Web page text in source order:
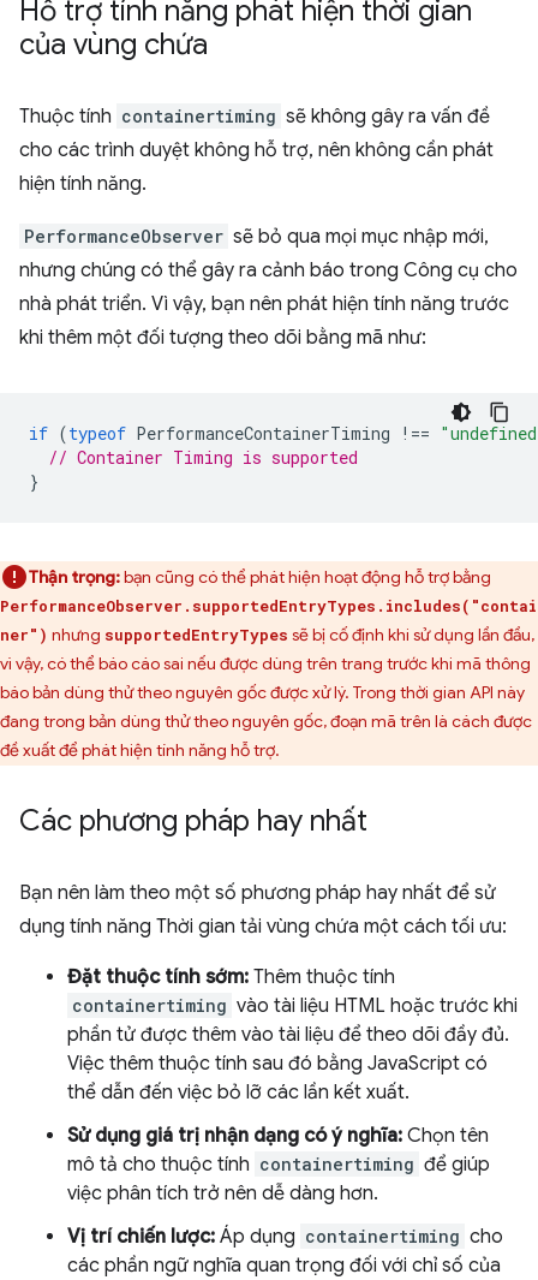
Hỗ trợ tính năng phát hiện thời gian
của vùng chứa
Thuộc tính containertiming sẽ không gây ra vấn đề
cho các trình duyệt không hỗ trợ, nên không cần phát
hiện tính năng.
PerformanceObserver sẽ bỏ qua mọi mục nhập mới,
nhưng chúng có thể gây ra cảnh báo trong Công cụ cho
nhà phát triển. Vì vậy, bạn nên phát hiện tính năng trước
khi thêm một đối tượng theo dõi bằng mã như:
if (typeof PerformanceContainerTiming !==
// Container Timing is supported
}
Thận trọng:bạn cũng có thể phát hiện hoạt động hỗ trợ bằng
PerformanceObserver.supportedEntryTypes.includes("contai
ner") nhưng supportedEntryTypes sẽ bị cố định khi sử dụng lần đầu,
vì vậy, có thể báo cáo sai nếu được dùng trên trang trước khi mã thông
báo bản dùng thử theo nguyên gốc được xử lý. Trong thời gian API này
đang trong bản dùng thử theo nguyên gốc, đoạn mã trên là cách được
đề xuất để phát hiện tính năng hỗ trợ.
Các phương pháp hay nhất
Bạn nên làm theo một số phương pháp hay nhất để sử
dụng tính năng Thời gian tải vùng chứa một cách tối ưu:
Đặt thuộc tính sớm: Thêm thuộc tính
containertiming vào tài liệu HTML hoặc trước khi
phần tử được thêm vào tài liệu để theo dõi đầy đủ.
Việc thêm thuộc tính sau đó bằng JavaScript có
thể dẫn đến việc bỏ lỡ các lần kết xuất.
Sử dụng giá trị nhận dạng có ý nghĩa: Chọn tên
mô tả cho thuộc tính containertiming để giúp
việc phân tích trở nên dễ dàng hơn.
Vị trí chiến lược: Áp dụng containertiming cho
các phần ngữ nghĩa quan trọng đối với chỉ số của